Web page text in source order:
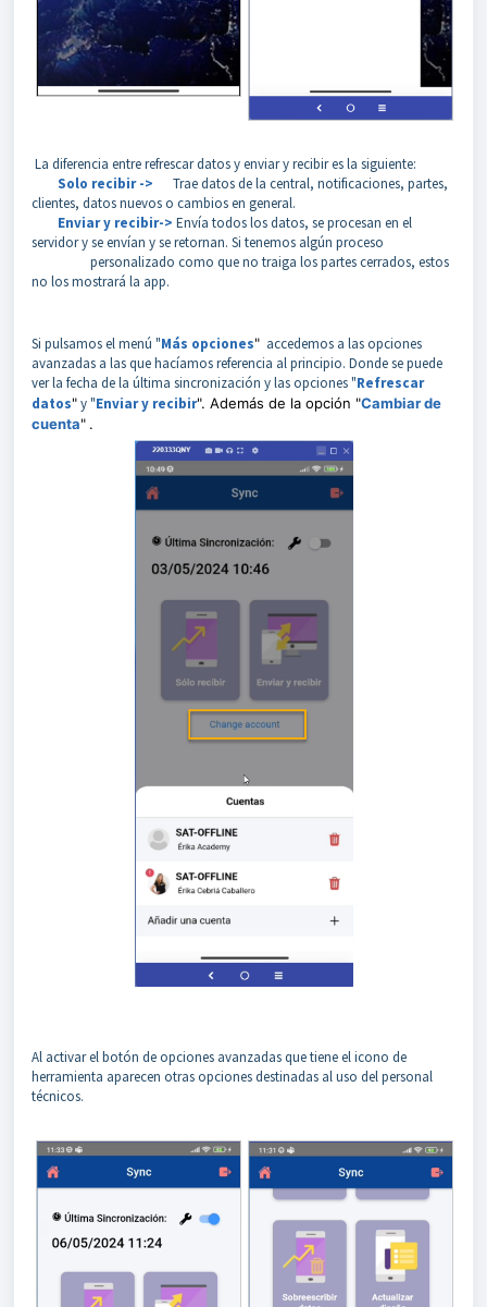
La diferencia entre refrescar datos y enviar y recibir es la siguiente:
Solo recibir -> Trae datos de la central, notificaciones, partes,
clientes, datos nuevos o cambios en general.
Enviar y recibir-> Envía todos los datos, se procesan en el
servidor y se envían y se retornan. Si tenemos algún proceso
personalizado como que no traiga los partes cerrados, estos
no los mostrará la app.
Si pulsamos el menú "Más opciones" accedemos a las opciones
avanzadas a las que hacíamos referencia al principio. Donde se puede
ver la fecha de la última sincronización y las opciones "Refrescar
datos"y "Enviar y recibir". Además de la opción "Cambiar de
cuenta" .
Al activar el botón de opciones avanzadas que tiene el icono de
herramienta aparecen otras opciones destinadas al uso del personal
técnicos.